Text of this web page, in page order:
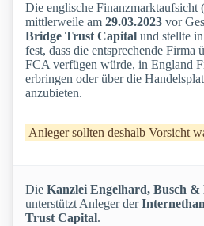
Die englische Finanzmarktaufsicht
mittlerweile am 29.03.2023 vor
Bridge Trust Capital und stellte
fest, dass die entsprechende Firma
FCA verfügen würde, in England
erbringen oder über die
anzubieten.
Anleger sollten deshalb Vorsicht
Die Kanzlei Engelhard, Busch &
unterstützt Anleger der
Trust Capital.